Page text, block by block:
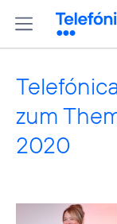
zum
2020